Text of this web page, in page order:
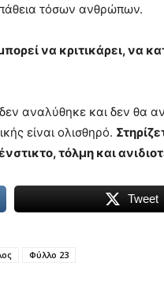
τόσων ανθρώπων.
να κριτικάρει, να
αναλύθηκε και δεν θα
είναι ολισθηρό.
τόλμη και
Tweet
Φύλλο 23